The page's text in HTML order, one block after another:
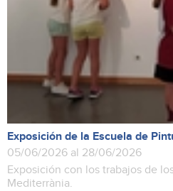
Exposición de la Escuela de
05/06/2026 al 28/06/2026
Exposición con los trabajos de
Mediterrània.